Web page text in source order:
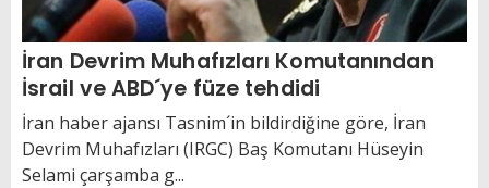
İran Devrim Muhafızları Komutanından
İsrail ve ABD´ye füze tehdidi
İran haber ajansı Tasnim´in bildirdiğine göre, İran
Devrim Muhafızları (IRGC) Baş Komutanı Hüseyin
Selami çarşamba g...